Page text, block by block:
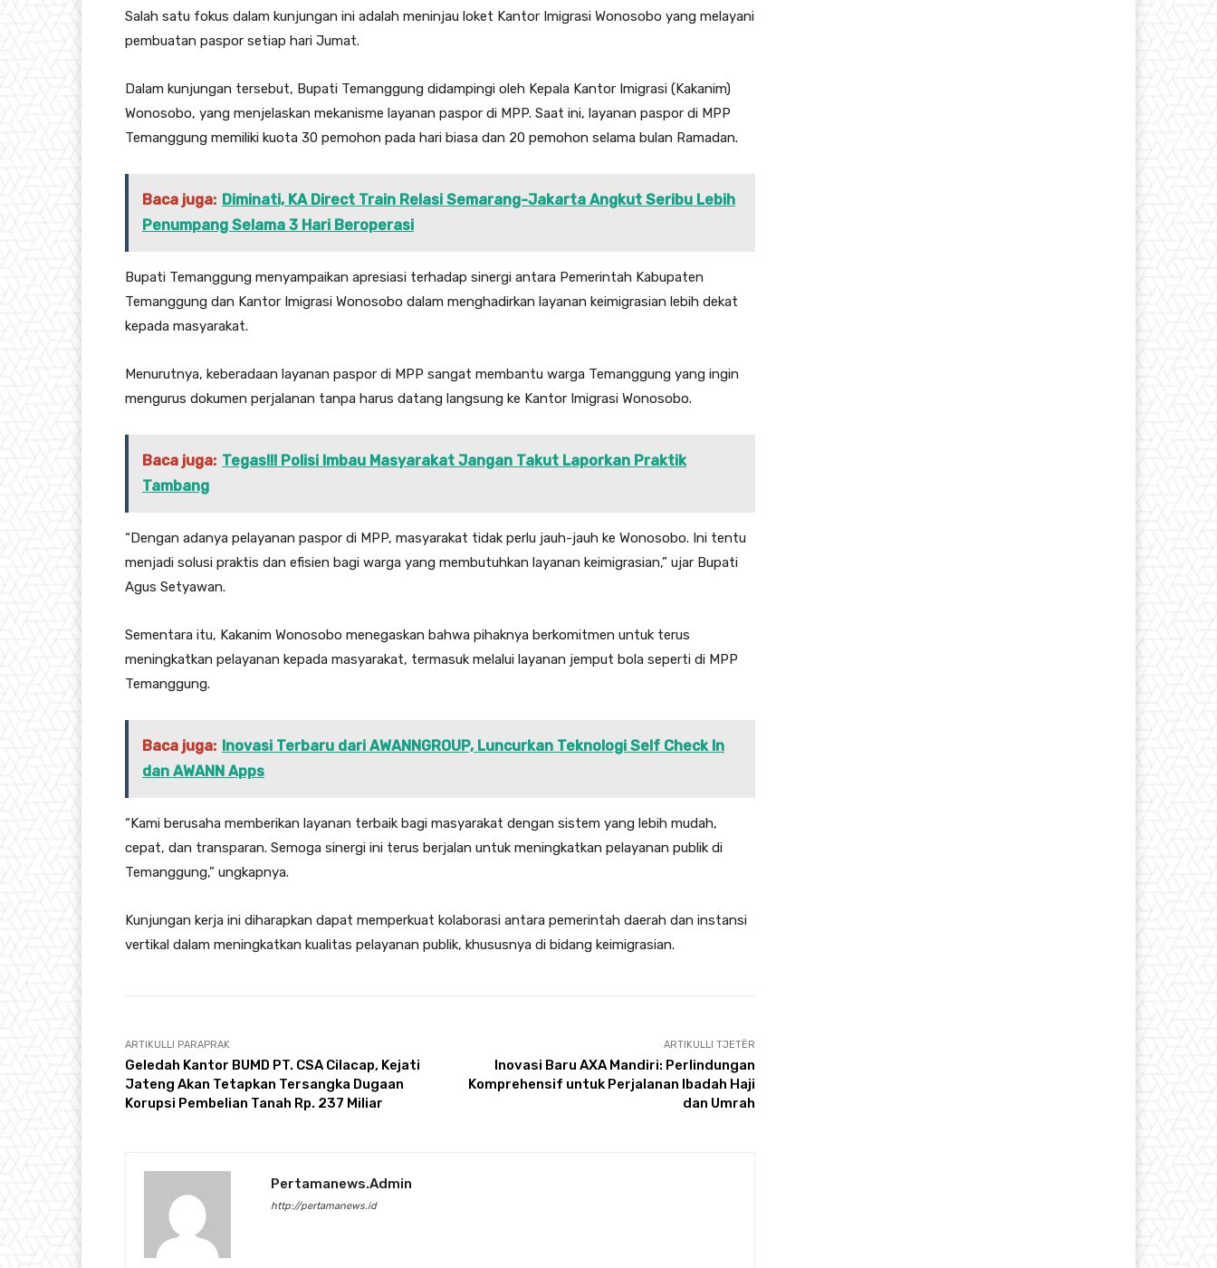
Salah satu fokus dalam kunjungan ini adalah meninjau loket Kantor Imigrasi Wonosobo yang melayani
pembuatan paspor setiap hari Jumat.
Dalam kunjungan tersebut, Bupati Temanggung didampingi oleh Kepala Kantor Imigrasi (Kakanim)
Wonosobo, yang menjelaskan mekanisme layanan paspor di MPP. Saat ini, layanan paspor di MPP
Temanggung memiliki kuota 30 pemohon pada hari biasa dan 20 pemohon selama bulan Ramadan.
Baca juga: Diminati, KA Direct Train Relasi Semarang-Jakarta Angkut Seribu Lebih
Penumpang Selama 3 Hari Beroperasi
Bupati Temanggung menyampaikan apresiasi terhadap sinergi antara Pemerintah Kabupaten
Temanggung dan Kantor Imigrasi Wonosobo dalam menghadirkan layanan keimigrasian lebih dekat
kepada masyarakat.
Menurutnya, keberadaan layanan paspor di MPP sangat membantu warga Temanggung yang ingin
mengurus dokumen perjalanan tanpa harus datang langsung ke Kantor Imigrasi Wonosobo.
Baca juga: Tegas!!! Polisi Imbau Masyarakat Jangan Takut Laporkan Praktik
Tambang
“Dengan adanya pelayanan paspor di MPP, masyarakat tidak perlu jauh-jauh ke Wonosobo. Ini tentu
menjadi solusi praktis dan efisien bagi warga yang membutuhkan layanan keimigrasian,” ujar Bupati
Agus Setyawan.
Sementara itu, Kakanim Wonosobo menegaskan bahwa pihaknya berkomitmen untuk terus
meningkatkan pelayanan kepada masyarakat, termasuk melalui layanan jemput bola seperti di MPP
Temanggung.
Baca juga: Inovasi Terbaru dari AWANNGROUP, Luncurkan Teknologi Self Check In
dan AWANN Apps
“Kami berusaha memberikan layanan terbaik bagi masyarakat dengan sistem yang lebih mudah,
cepat, dan transparan. Semoga sinergi ini terus berjalan untuk meningkatkan pelayanan publik di
Temanggung,” ungkapnya.
Kunjungan kerja ini diharapkan dapat memperkuat kolaborasi antara pemerintah daerah dan instansi
vertikal dalam meningkatkan kualitas pelayanan publik, khususnya di bidang keimigrasian.
ARTIKULLI PARAPRAK
Geledah Kantor BUMD PT. CSA Cilacap, Kejati
Jateng Akan Tetapkan Tersangka Dugaan
Korupsi Pembelian Tanah Rp. 237 Miliar
ARTIKULLI TJETËR
Inovasi Baru AXA Mandiri: Perlindungan
Komprehensif untuk Perjalanan Ibadah Haji
dan Umrah
Pertamanews.admin
http://pertamanews.id